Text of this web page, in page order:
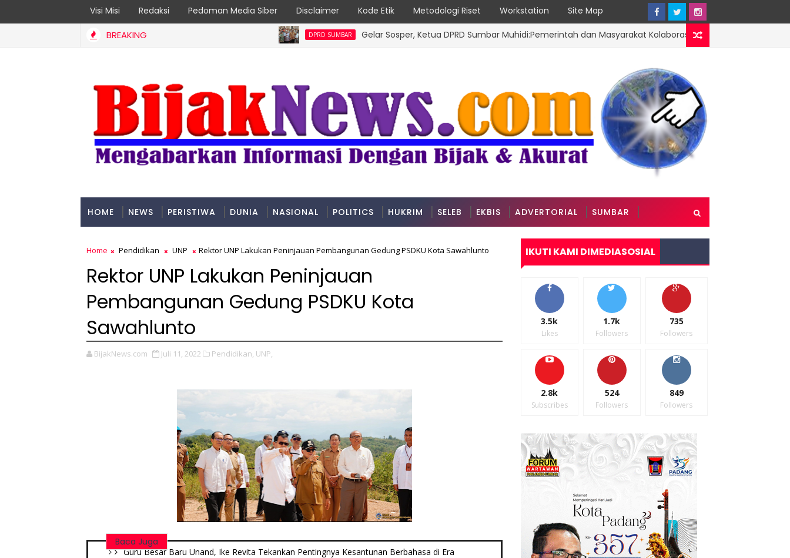
Visi Misi Redaksi Pedoman Media Siber Disclaimer Kode Etik Metodologi Riset Workstation Site Map
BREAKING DPRD SUMBAR
Gelar Sosper, Ketua DPRD Sumbar Muhidi:Pemerintah dan Masyarakat Kolaborasi Ciptakan Lingkungan
HOME NEWS PERISTIWA DUNIA NASIONAL POLITICS HUKRIM SELEB EKBIS ADVERTORIAL SUMBAR
Home Pendidikan UNP Rektor UNP Lakukan Peninjauan Pembangunan Gedung PSDKU Kota Sawahlunto
Rektor UNP Lakukan Peninjauan
Pembangunan Gedung PSDKU Kota
Sawahlunto
BijakNews.com Juli 11, 2022 Pendidikan, UNP,
Baca Juga
Guru Besar Baru Unand, Ike Revita Tekankan Pentingnya Kesantunan Berbahasa di Era
IKUTI KAMI DIMEDIASOSIAL
3.5k
Likes
1.7k
Followers
735
Followers
2.8k
Subscribes
524
Followers
849
Followers